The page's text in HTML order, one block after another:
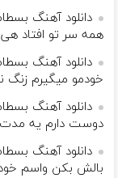
دانلود آهنگ
همه سر تو افتاد
دانلود آهنگ
خودمو میگیرم زنگ
دانلود آهنگ
دوست دارم یه
دانلود آهنگ
بالش بکن واسم